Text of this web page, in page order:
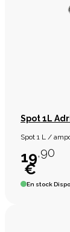
Spot 1L
Spot 1 L /
19,90
€
En stock